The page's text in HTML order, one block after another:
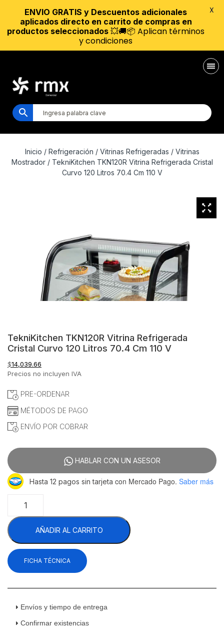
Inicio / Refrigeración / Vitrinas Refrigeradas / Vitrinas
Mostrador/ TekniKitchen TKN120R Vitrina Refrigerada Cristal
Curvo 120 Litros 70.4 Cm 110 V
TekniKitchen TKN120R Vitrina Refrigerada
Cristal Curvo 120 Litros 70.4 Cm 110 V
$14,039.66
Precios no incluyen IVA
PRE-ORDENAR
MÉTODOS DE PAGO
ENVÍO POR COBRAR
HABLAR CON UN ASESOR
Hasta 12 pagos sin tarjeta con Mercado Pago. Saber más
TKN120R
Vitrina
Refrigerada
Cristal
Curvo
120
Litros
110
cantidad
AÑADIR AL CARRITO
FICHA TÉCNICA
Envíos y tiempo de entrega
Confirmar existencias
ENVIO GRATIS y Descuentos adicionales
aplicados directo en carrito de compras en
productos seleccionados 💥🚚📦 Aplican términos
y condiciones
X